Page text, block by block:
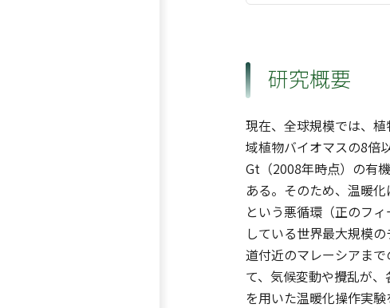
研究概要
現在、全球規模では、
域植物バイオマスの8倍
Gt（2008年時点）の有
ある。そのため、温暖
という悪循環（正のフ
している世界最大規模
道付近のマレーシアま
て、気候変動や攪乱が
を用いた温暖化操作実